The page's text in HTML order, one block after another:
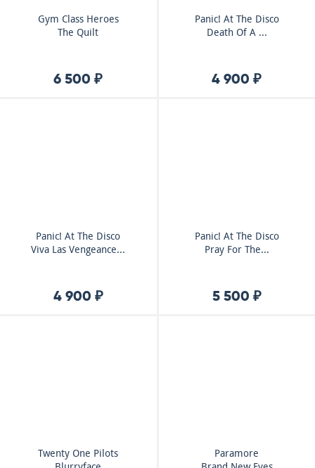
Gym Class Heroes
The Quilt
6 500 ₽
Panic! At The Disco
Death Of A ...
4 900 ₽
Panic! At The Disco
Viva Las Vengeance...
4 900 ₽
Panic! At The Disco
Pray For The...
5 500 ₽
Twenty One Pilots
Paramore